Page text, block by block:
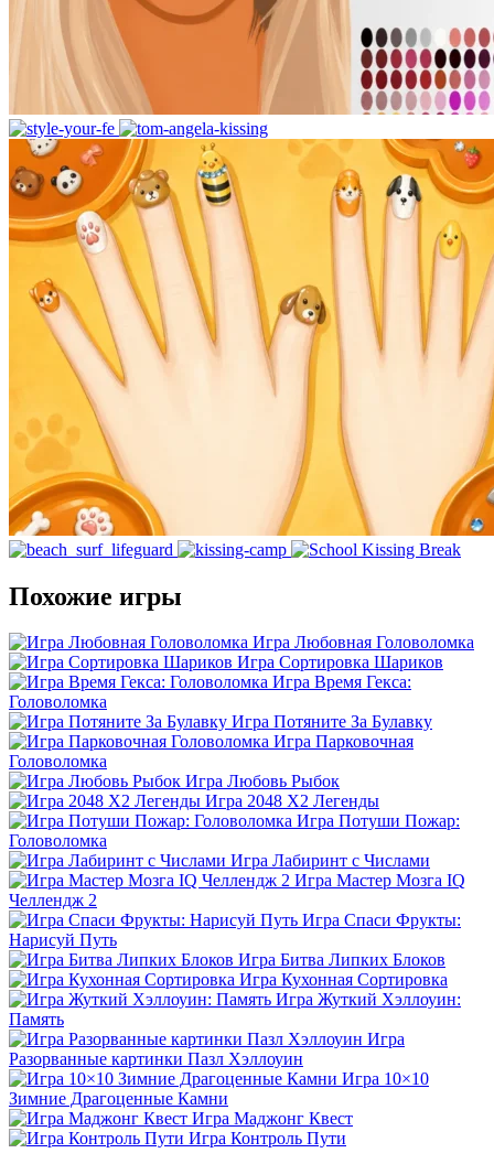
Похожие игры
Игра Любовная Головоломка
Игра Сортировка Шариков
Игра Время Гекса:
Головоломка
Игра Потяните За Булавку
Игра Парковочная
Головоломка
Игра Любовь Рыбок
Игра 2048 X2 Легенды
Игра Потуши Пожар:
Головоломка
Игра Лабиринт с Числами
Игра Мастер Мозга IQ
Челлендж 2
Игра Спаси Фрукты:
Нарисуй Путь
Игра Битва Липких Блоков
Игра Кухонная Сортировка
Игра Жуткий Хэллоуин:
Память
Игра
Разорванные картинки Пазл Хэллоуин
Игра 10×10
Зимние Драгоценные Камни
Игра Маджонг Квест
Игра Контроль Пути